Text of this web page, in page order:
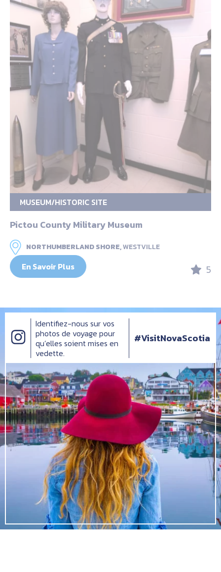
MUSEUM/HISTORIC SITE
Pictou County Military Museum
NORTHUMBERLAND SHORE,WESTVILLE
En Savoir Plus 5
Identifiez-nous sur vos
photos de voyage pour
qu’elles soient mises en
vedette.
#VisitNovaScotia